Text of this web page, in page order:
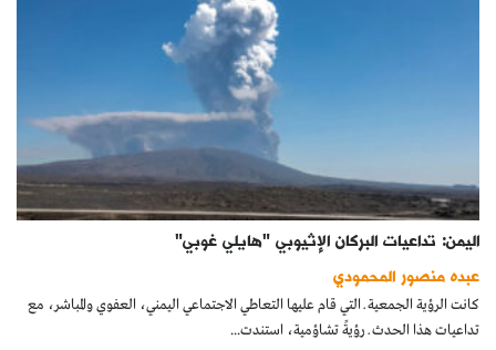
اليمن: تداعيات البركان الإثيوبي "هايلي غوبي"
عبده منصور المحمودي
كانت الرؤية الجمعية ــ التي قام عليها التعاطي الاجتماعي اليمني، العفوي والمباشر، مع
تداعيات هذا الحدث ــ رؤيةً تشاؤمية، استندت...